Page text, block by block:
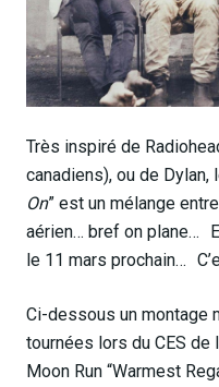
Très inspiré de
canadiens), ou de Dylan,
On” est un mélange
aérien… bref on plane…
le 11 mars prochain…
Ci-dessous un montage
tournées lors du CES de
Moon Run “Warmest